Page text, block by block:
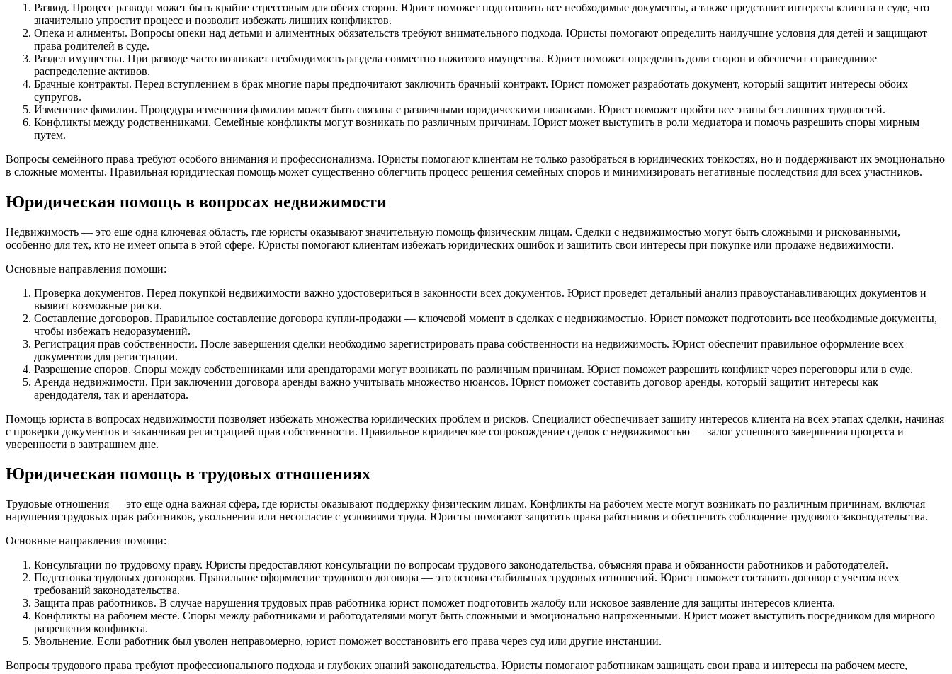
Развод. Процесс развода может быть крайне стрессовым для обеих сторон. Юрист поможет подготовить все необходимые документы, а также представит интересы клиента в суде, что
значительно упростит процесс и позволит избежать лишних конфликтов.
Опека и алименты. Вопросы опеки над детьми и алиментных обязательств требуют внимательного подхода. Юристы помогают определить наилучшие условия для детей и защищают
права родителей в суде.
Раздел имущества. При разводе часто возникает необходимость раздела совместно нажитого имущества. Юрист поможет определить доли сторон и обеспечит справедливое
распределение активов.
Брачные контракты. Перед вступлением в брак многие пары предпочитают заключить брачный контракт. Юрист поможет разработать документ, который защитит интересы обоих
супругов.
Изменение фамилии. Процедура изменения фамилии может быть связана с различными юридическими нюансами. Юрист поможет пройти все этапы без лишних трудностей.
Конфликты между родственниками. Семейные конфликты могут возникать по различным причинам. Юрист может выступить в роли медиатора и помочь разрешить споры мирным
путем.
Вопросы семейного права требуют особого внимания и профессионализма. Юристы помогают клиентам не только разобраться в юридических тонкостях, но и поддерживают их эмоционально
в сложные моменты. Правильная юридическая помощь может существенно облегчить процесс решения семейных споров и минимизировать негативные последствия для всех участников.
Юридическая помощь в вопросах недвижимости
Недвижимость — это еще одна ключевая область, где юристы оказывают значительную помощь физическим лицам. Сделки с недвижимостью могут быть сложными и рискованными,
особенно для тех, кто не имеет опыта в этой сфере. Юристы помогают клиентам избежать юридических ошибок и защитить свои интересы при покупке или продаже недвижимости.
Основные направления помощи:
Проверка документов. Перед покупкой недвижимости важно удостовериться в законности всех документов. Юрист проведет детальный анализ правоустанавливающих документов и
выявит возможные риски.
Составление договоров. Правильное составление договора купли-продажи — ключевой момент в сделках с недвижимостью. Юрист поможет подготовить все необходимые документы,
чтобы избежать недоразумений.
Регистрация прав собственности. После завершения сделки необходимо зарегистрировать права собственности на недвижимость. Юрист обеспечит правильное оформление всех
документов для регистрации.
Разрешение споров. Споры между собственниками или арендаторами могут возникать по различным причинам. Юрист поможет разрешить конфликт через переговоры или в суде.
Аренда недвижимости. При заключении договора аренды важно учитывать множество нюансов. Юрист поможет составить договор аренды, который защитит интересы как
арендодателя, так и арендатора.
Помощь юриста в вопросах недвижимости позволяет избежать множества юридических проблем и рисков. Специалист обеспечивает защиту интересов клиента на всех этапах сделки, начиная
с проверки документов и заканчивая регистрацией прав собственности. Правильное юридическое сопровождение сделок с недвижимостью — залог успешного завершения процесса и
уверенности в завтрашнем дне.
Юридическая помощь в трудовых отношениях
Трудовые отношения — это еще одна важная сфера, где юристы оказывают поддержку физическим лицам. Конфликты на рабочем месте могут возникать по различным причинам, включая
нарушения трудовых прав работников, увольнения или несогласие с условиями труда. Юристы помогают защитить права работников и обеспечить соблюдение трудового законодательства.
Основные направления помощи:
Консультации по трудовому праву. Юристы предоставляют консультации по вопросам трудового законодательства, объясняя права и обязанности работников и работодателей.
Подготовка трудовых договоров. Правильное оформление трудового договора — это основа стабильных трудовых отношений. Юрист поможет составить договор с учетом всех
требований законодательства.
Защита прав работников. В случае нарушения трудовых прав работника юрист поможет подготовить жалобу или исковое заявление для защиты интересов клиента.
Конфликты на рабочем месте. Споры между работниками и работодателями могут быть сложными и эмоционально напряженными. Юрист может выступить посредником для мирного
разрешения конфликта.
Увольнение. Если работник был уволен неправомерно, юрист поможет восстановить его права через суд или другие инстанции.
Вопросы трудового права требуют профессионального подхода и глубоких знаний законодательства. Юристы помогают работникам защищать свои права и интересы на рабочем месте,